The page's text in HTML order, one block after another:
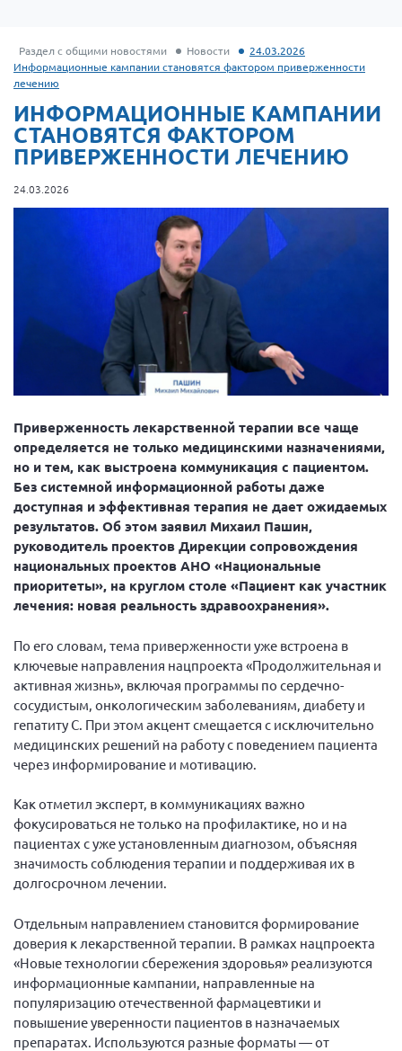
Раздел с общими новостями Новости
24.03.2026
Информационные кампании становятся фактором приверженности
лечению
ИНФОРМАЦИОННЫЕ КАМПАНИИ
СТАНОВЯТСЯ ФАКТОРОМ
ПРИВЕРЖЕННОСТИ ЛЕЧЕНИЮ
24.03.2026
Приверженность лекарственной терапии все чаще
определяется не только медицинскими назначениями,
но и тем, как выстроена коммуникация с пациентом.
Без системной информационной работы даже
доступная и эффективная терапия не дает ожидаемых
результатов. Об этом заявил Михаил Пашин,
руководитель проектов Дирекции сопровождения
национальных проектов АНО «Национальные
приоритеты», на круглом столе «Пациент как участник
лечения: новая реальность здравоохранения».
По его словам, тема приверженности уже встроена в
ключевые направления нацпроекта «Продолжительная и
активная жизнь», включая программы по сердечно-
сосудистым, онкологическим заболеваниям, диабету и
гепатиту С. При этом акцент смещается с исключительно
медицинских решений на работу с поведением пациента
через информирование и мотивацию.
Как отметил эксперт, в коммуникациях важно
фокусироваться не только на профилактике, но и на
пациентах с уже установленным диагнозом, объясняя
значимость соблюдения терапии и поддерживая их в
долгосрочном лечении.
Отдельным направлением становится формирование
доверия к лекарственной терапии. В рамках нацпроекта
«Новые технологии сбережения здоровья» реализуются
информационные кампании, направленные на
популяризацию отечественной фармацевтики и
повышение уверенности пациентов в назначаемых
препаратах. Используются разные форматы — от